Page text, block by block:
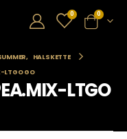
0 0
,
HALSKETTE
LTGO GO
LTGO